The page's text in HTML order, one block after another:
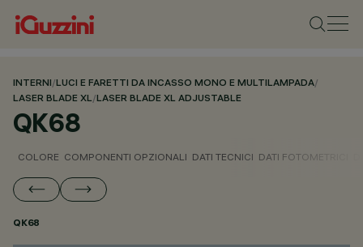
INTERNI/LUCI E FARETTI DA INCASSO MONO E MULTILAMPADA/
LASER BLADE XL/LASER BLADE XL ADJUSTABLE
QK68
COLORE COMPONENTI OPZIONALI DATI TECNICI DATI FOTOMETRICI
QK68